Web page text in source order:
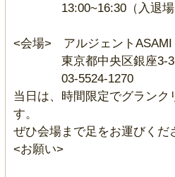
13:00~16:30（入退場
<会場> アルジェントASAMI
東京都中央区銀座3-3-
03-5524-1270
当日は、時間限定でグランク
す。
ぜひ会場まで足をお運びくだ
<お願い>